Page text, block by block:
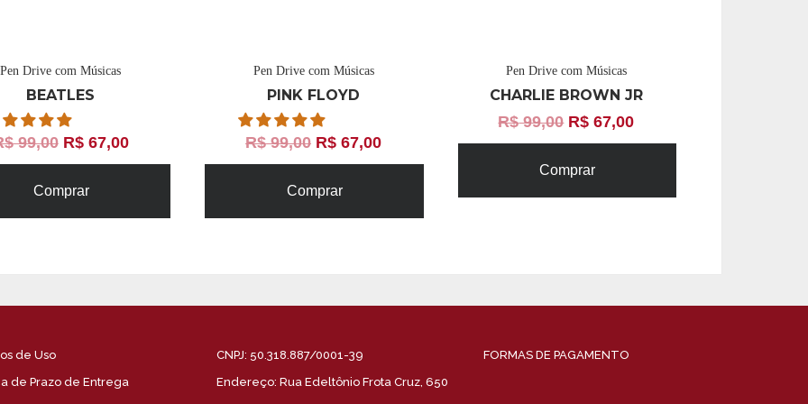
Pen Drive com Músicas
BEATLES
99,00 R$67,00
Comprar
Pen Drive com Músicas
PINK FLOYD
R$99,00 R$ 67,00
Comprar
Pen Drive com Músicas
CHARLIE BROWN JR
R$99,00 R$ 67,00
Comprar
de Uso
de Prazo de Entrega
CNPJ: 50.318.887/0001-39
Endereço: Rua Edeltônio Frota Cruz, 650
FORMAS DE PAGAMENTO